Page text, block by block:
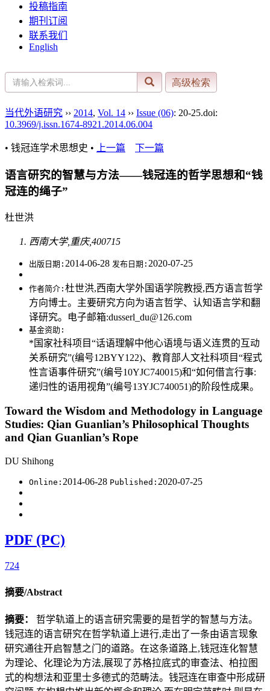
投稿指南
期刊订阅
联系我们
English
当代外语研究 ›› 2014, Vol. 14 ›› Issue (06): 20-25.doi:
10.3969/j.issn.1674-8921.2014.06.004
• 钱冠连学术思想史 • 上一篇 下一篇
语言研究的智慧与方法——钱冠连的哲学思想和“钱
冠连的绳子”
杜世洪
西南大学,重庆,400715
出版日期: 2014-06-28 发布日期: 2020-07-25
作者简介: 杜世洪,西南大学外国语学院教授,西方语言哲学
方向博士。主要研究方向为语言哲学、认知语言学和翻
译研究。电子邮箱:dusserl_du@126.com
基金资助:
*国家社科项目“话语理解中他心语境与语义连贯的互动
关系研究”(编号12BYY122)、教育部人文社科项目“程式
性言语事件研究”(编号10YJC740015)和“如何借言行事:
递归性的语用视角”(编号13YJC740051)的阶段性成果。
Toward the Wisdom and Methodology in Language
Studies: Qian Guanlian’s Philosophical Thoughts
and Qian Guanlian’s Rope
DU Shihong
Online: 2014-06-28 Published: 2020-07-25
PDF (PC)
724
摘要/Abstract
摘要： 哲学轨道上的语言研究需要的是哲学的智慧与方法。
钱冠连的语言研究在哲学轨道上进行,走出了一条由语言现象
研究通往开启智慧之门的道路。在这条道路上,钱冠连化智慧
为理论、化理论为方法,展现了苏格拉底式的审查法、柏拉图
式的构想法和亚里士多德式的范畴法。钱冠连在审查中形成研